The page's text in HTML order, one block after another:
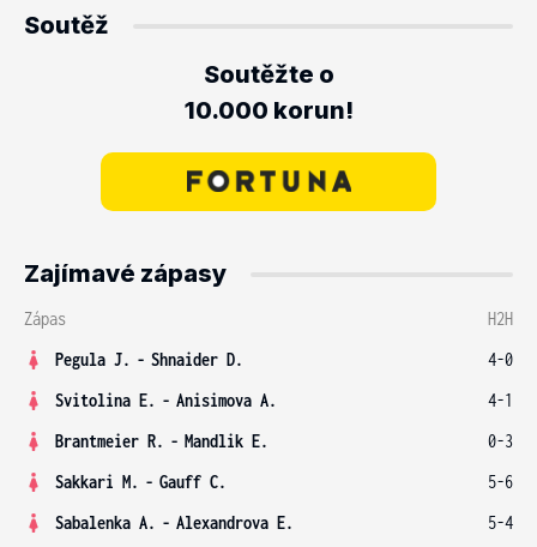
Soutěž
Soutěžte o
10.000 korun!
Zajímavé zápasy
Zápas
H2H
Pegula J. - Shnaider D.
4-0
Svitolina E. - Anisimova A.
4-1
Brantmeier R. - Mandlik E.
0-3
Sakkari M. - Gauff C.
5-6
Sabalenka A. - Alexandrova E.
5-4